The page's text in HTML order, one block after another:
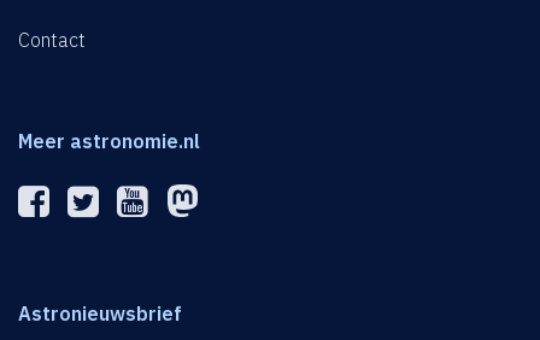
Contact
Meer astronomie.nl
Astronieuwsbrief